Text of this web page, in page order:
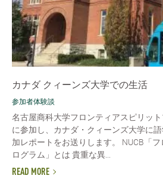
カナダ クィーンズ大学での生活
参加者体験談
名古屋商科大学フロンティアスピリット
に参加し、カナダ・クィーンズ大学に
加レポートをお送りします。 NUCB「
ログラム」とは 貴重な異...
READ MORE